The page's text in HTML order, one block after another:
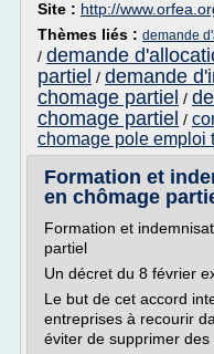
Site : http://
Thèmes liés : demande
/ demande
partiel / demande
chomage partiel /
chomage partiel /
chomage pole emploi
Formation et
en chômage
Formation et
partiel
Un décret du 8 février
Le but de cet accord
entreprises à recourir
éviter de supprimer des